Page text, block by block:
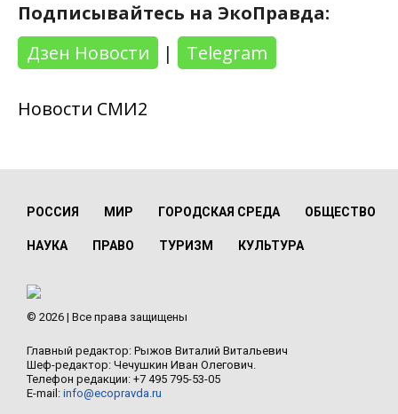
Подписывайтесь на ЭкоПравда:
Дзен Новости
| Telegram
Новости СМИ2
РОССИЯ МИР ГОРОДСКАЯ СРЕДА ОБЩЕСТВО
НАУКА ПРАВО ТУРИЗМ КУЛЬТУРА
© 2026 | Все права защищены
Главный редактор: Рыжов Виталий Витальевич
Шеф-редактор: Чечушкин Иван Олегович.
Телефон редакции: +7 495 795-53-05
E-mail: info@ecopravda.ru